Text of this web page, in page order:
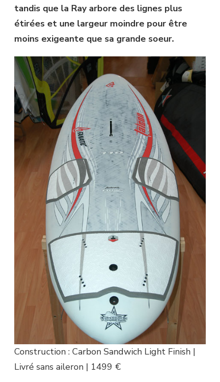
tandis que la Ray arbore des lignes plus
étirées et une largeur moindre pour être
moins exigeante que sa grande soeur.
Construction : Carbon Sandwich Light Finish |
Livré sans aileron | 1499 €